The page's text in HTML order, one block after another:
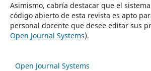
Asimismo, cabría destacar que el
código abierto de esta revista es apto
personal docente que desee editar sus
Open Journal Systems).
Open Journal Systems